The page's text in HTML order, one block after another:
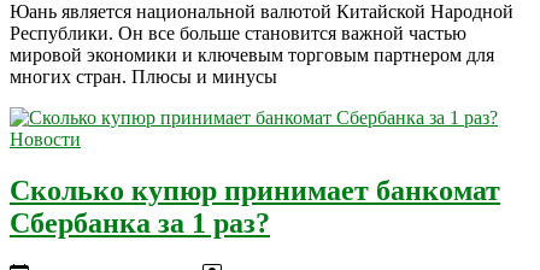
Юань является национальной валютой Китайской Народной
Республики. Он все больше становится важной частью
мировой экономики и ключевым торговым партнером для
многих стран. Плюсы и минусы
Новости
Сколько купюр принимает банкомат
Сбербанка за 1 раз?